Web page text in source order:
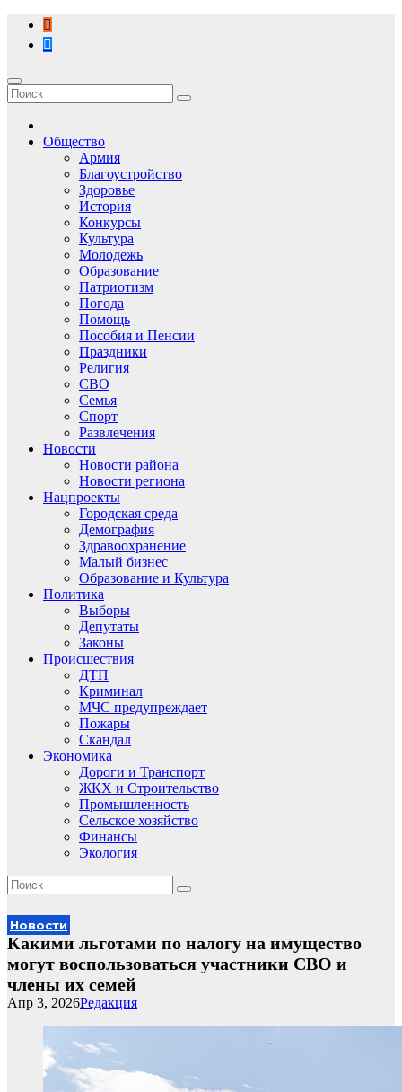
Перейти
содержимому
Общество
Армия
Благоустройство
Здоровье
История
Конкурсы
Культура
Молодежь
Образование
Патриотизм
Погода
Помощь
Пособия и Пенсии
Праздники
Религия
СВО
Семья
Спорт
Развлечения
Новости
Новости района
Новости региона
Нацпроекты
Городская среда
Демография
Здравоохранение
Малый бизнес
Образование и Культура
Политика
Выборы
Депутаты
Законы
Происшествия
ДТП
Криминал
МЧС предупреждает
Пожары
Скандал
Экономика
Дороги и Транспорт
ЖКХ и Строительство
Промышленность
Сельское хозяйство
Финансы
Экология
Новости
Какими льготами по налогу на имущество
могут воспользоваться участники СВО и
члены их семей
Редакция
Апр 3, 2026